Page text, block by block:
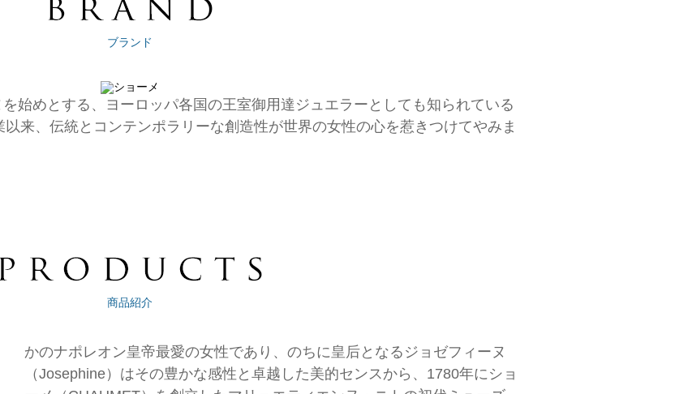
ブランド
始めとする、ヨーロッパ各国の王室御用達ジュエラーとしても知られている
来、伝統とコンテンポラリーな創造性が世界の女性の心を惹きつけてやみま
商品紹介
かのナポレオン皇帝最愛の女性であり、のちに皇后となるジョゼフィーヌ
（Josephine）はその豊かな感性と卓越した美的センスから、1780年にショ